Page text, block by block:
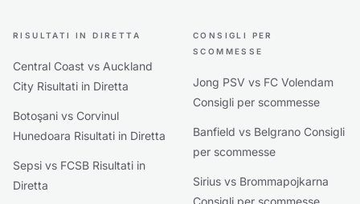
RISULTATI IN DIRETTA
Central Coast vs Auckland
City Risultati in Diretta
Botoşani vs Corvinul
Hunedoara Risultati in Diretta
Sepsi vs FCSB Risultati in
Diretta
CONSIGLI PER
SCOMMESSE
Jong PSV vs FC Volendam
Consigli per scommesse
Banfield vs Belgrano Consigli
per scommesse
Sirius vs Brommapojkarna
Consigli per scommesse